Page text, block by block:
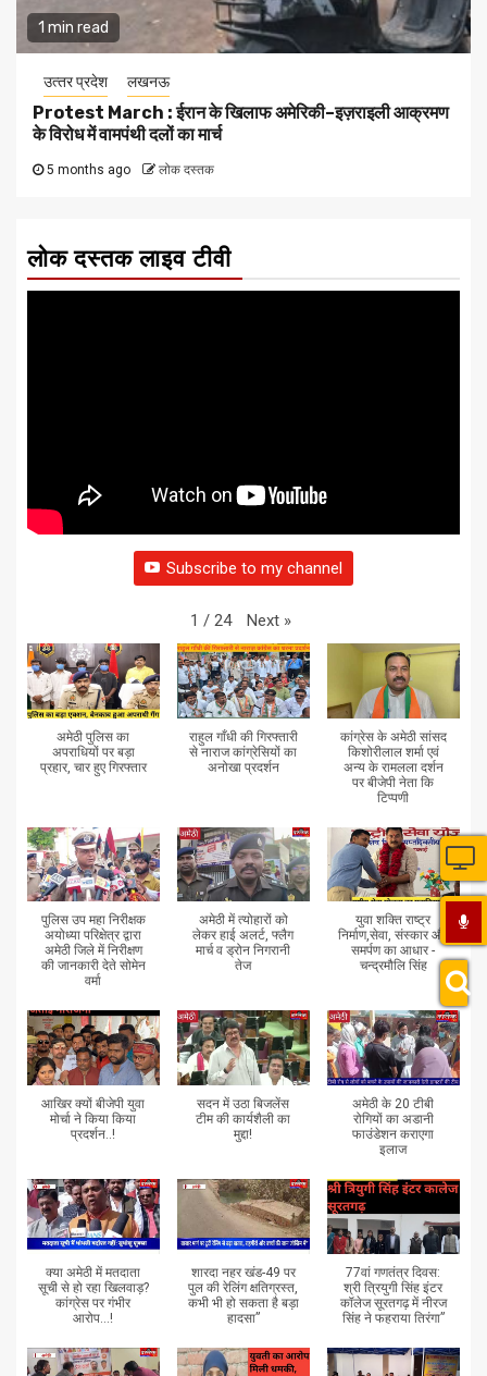
1 min read
उत्‍तर प्रदेश लखनऊ
Protest March : ईरान के खिलाफ अमेरिकी–इज़राइली आक्रमण
के विरोध में वामपंथी दलों का मार्च
5 months ago लोक दस्तक
लोक दस्तक लाइव टीवी
Subscribe to my channel
1 / 24 Next »
अमेठी पुलिस का
अपराधियों पर बड़ा
प्रहार, चार हुए गिरफ्तार
राहुल गाँधी की गिरफ्तारी
से नाराज कांग्रेसियों का
अनोखा प्रदर्शन
कांग्रेस के अमेठी सांसद
किशोरीलाल शर्मा एवं
अन्य के रामलला दर्शन
पर बीजेपी नेता कि
टिप्पणी
पुलिस उप महा निरीक्षक
अयोध्या परिक्षेत्र द्वारा
अमेठी जिले में निरीक्षण
की जानकारी देते सोमेन
वर्मा
अमेठी में त्योहारों को
लेकर हाई अलर्ट, फ्लैग
मार्च व ड्रोन निगरानी
तेज
युवा शक्ति राष्ट्र
निर्माण,सेवा, संस्कार और
समर्पण का आधार -
चन्द्रमौलि सिंह
आखिर क्यों बीजेपी युवा
मोर्चा ने किया किया
प्रदर्शन..!
सदन में उठा बिजलेंस
टीम की कार्यशैली का
मुद्दा!
अमेठी के 20 टीबी
रोगियों का अडानी
फाउंडेशन कराएगा
इलाज
क्या अमेठी में मतदाता
सूची से हो रहा खिलवाड़?
कांग्रेस पर गंभीर
आरोप...!
शारदा नहर खंड-49 पर
पुल की रेलिंग क्षतिग्रस्त,
कभी भी हो सकता है बड़ा
हादसा”
77वां गणतंत्र दिवस:
श्री त्रियुगी सिंह इंटर
कॉलेज सूरतगढ़ में नीरज
सिंह ने फहराया तिरंगा”